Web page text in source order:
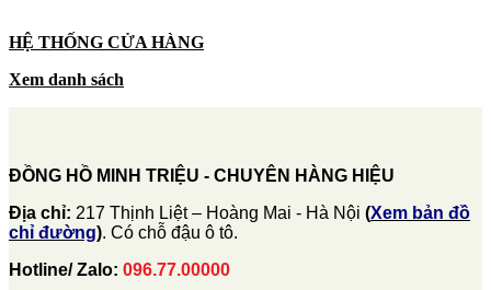
HỆ THỐNG CỬA HÀNG
Xem danh sách
ĐỒNG HỒ MINH TRIỆU - CHUYÊN HÀNG HIỆU
Địa chỉ: 217 Thịnh Liệt – Hoàng Mai - Hà Nội (Xem bản đồ
chỉ đường). Có chỗ đậu ô tô.
Hotline/ Zalo: 096.77.00000